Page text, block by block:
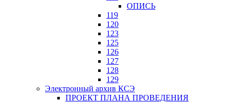
ОПИСЬ
119
120
123
125
126
127
128
129
Электронный архив КСЭ
ПРОЕКТ ПЛАНА ПРОВЕДЕНИЯ